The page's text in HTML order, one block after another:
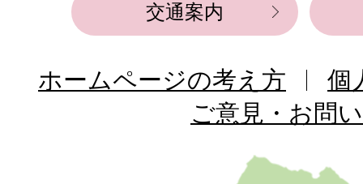
交通案内
ホームページの考え方
個
ご意見・お問